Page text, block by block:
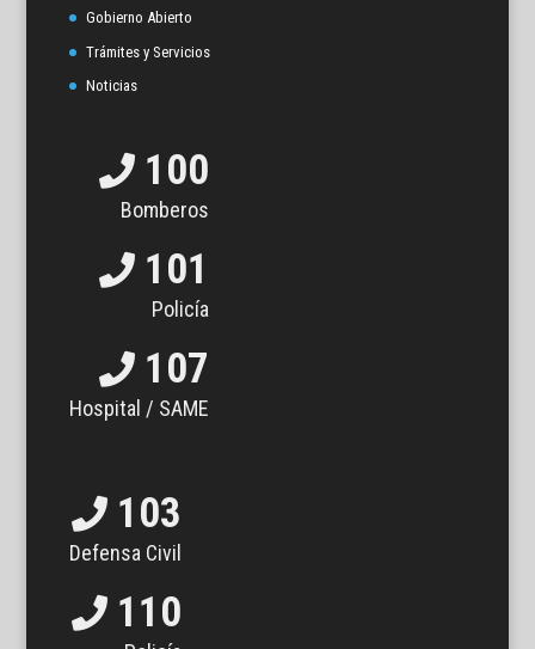
Gobierno Abierto
Trámites y Servicios
Noticias
100
Bomberos
101
Policía
107
Hospital / SAME
103
Defensa Civil
110